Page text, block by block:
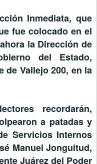
Inmediata, que
fue colocado en el
la Dirección de
del Estado,
de Vallejo 200, en la
recordarán,
a patadas y
Servicios Internos
Manuel Jonguitud,
Juárez del Poder